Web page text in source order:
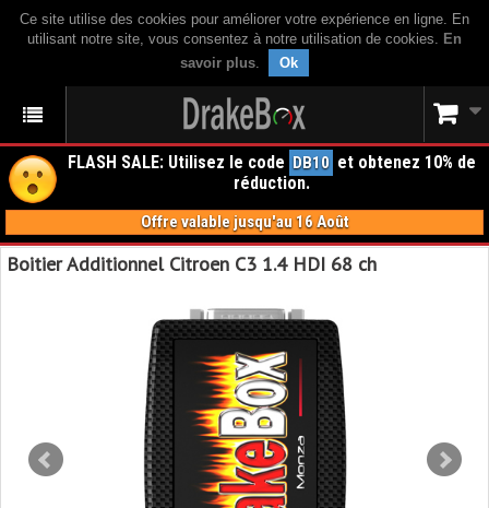
Ce site utilise des cookies pour améliorer votre expérience en ligne. En
utilisant notre site, vous consentez à notre utilisation de cookies. En
savoir plus. Ok
FLASH SALE: Utilisez le code DB10 et obtenez 10% de
réduction.
Offre valable jusqu'au 16 Août
Boitier Additionnel Citroen C3 1.4 HDI 68 ch